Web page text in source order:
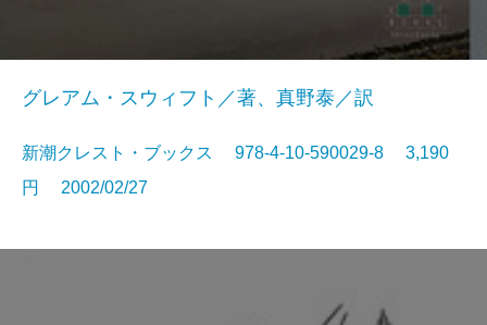
グレアム・スウィフト／著、真野泰／訳
新潮クレスト・ブックス 978-4-10-590029-8 3,190
円 2002/02/27